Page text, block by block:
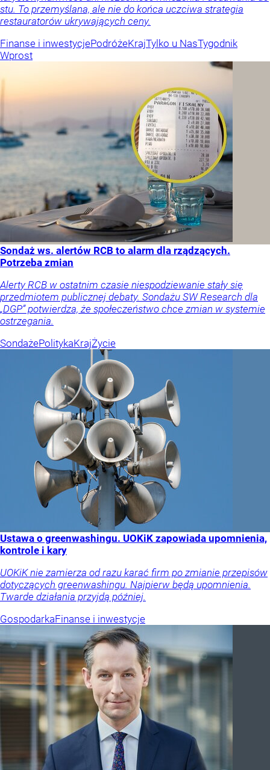
stu. To przemyślana, ale nie do końca uczciwa strategia
restauratorów ukrywających ceny.
Finanse i inwestycjePodróżeKrajTylko u NasTygodnik
Wprost
Sondaż ws. alertów RCB to alarm dla rządzących.
Potrzeba zmian
Alerty RCB w ostatnim czasie niespodziewanie stały się
przedmiotem publicznej debaty. Sondażu SW Research dla
„DGP” potwierdza, że społeczeństwo chce zmian w systemie
ostrzegania.
SondażePolitykaKrajŻycie
Ustawa o greenwashingu. UOKiK zapowiada upomnienia,
kontrole i kary
UOKiK nie zamierza od razu karać firm po zmianie przepisów
dotyczących greenwashingu. Najpierw będą upomnienia.
Twarde działania przyjdą później.
GospodarkaFinanse i inwestycje